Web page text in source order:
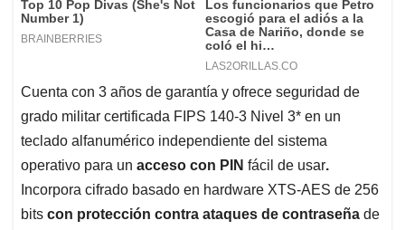
Cuenta con 3 años de garantía y ofrece seguridad de
grado militar certificada FIPS 140-3 Nivel 3* en un
teclado alfanumérico independiente del sistema
operativo para un acceso con PIN fácil de usar.
Incorpora cifrado basado en hardware XTS-AES de 256
bits con protección contra ataques de contraseña de